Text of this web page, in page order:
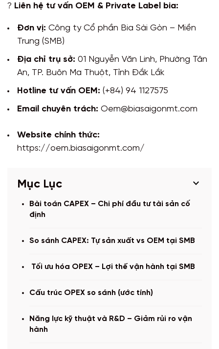
? Liên hệ tư vấn OEM & Private Label bia:
Đơn vị: Công ty Cổ phần Bia Sài Gòn – Miền
Trung (SMB)
Địa chỉ trụ sở: 01 Nguyễn Văn Linh, Phường Tân
An, TP. Buôn Ma Thuột, Tỉnh Đắk Lắk
Hotline tư vấn OEM: (+84) 94 1127575
Email chuyên trách: Oem@biasaigonmt.com
Website chính thức:
https://oem.biasaigonmt.com/
Mục Lục expand_more
Bài toán CAPEX – Chi phí đầu tư tài sản cố
định
So sánh CAPEX: Tự sản xuất vs OEM tại SMB
Tối ưu hóa OPEX – Lợi thế vận hành tại SMB
Cấu trúc OPEX so sánh (ước tính)
Năng lực kỹ thuật và R&D – Giảm rủi ro vận
hành